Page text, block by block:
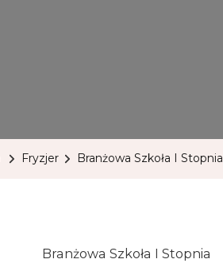
Fryzjer Branżowa Szkoła I Stopnia
Branżowa Szkoła I Stopnia